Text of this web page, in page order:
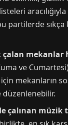
partilerde
mekanlar
ve
mekanların
çalınan müzik